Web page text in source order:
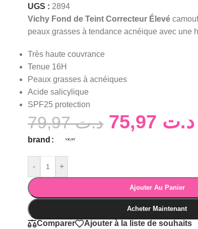
UGS : 2894
Vichy Fond de Teint Correcteur Élevé
peaux grasses à tendance acnéique avec une
Très haute couvrance
Tenue 16H
Peaux grasses à acnéiques
Acide salicylique
SPF25 protection
د.ت79,97 د.ت
brand
- +
Ajouter Au Panier
Acheter Maintenant
Comparer
Ajouter à la liste de souhaits